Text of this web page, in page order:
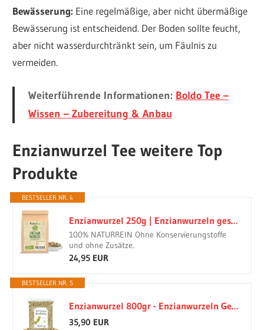
Bewässerung: Eine regelmäßige, aber nicht übermäßige
Bewässerung ist entscheidend. Der Boden sollte feucht,
aber nicht wasserdurchtränkt sein, um Fäulnis zu
vermeiden.
Weiterführende Informationen: Boldo Tee –
Wissen – Zubereitung & Anbau
Enzianwurzel Tee weitere Top
Produkte
BESTSELLER NR. 4
Enzianwurzel 250g | Enzianwurzeln geschnitten | Enzian 100% naturrein | ohne Zusätze und Konservierungsstoffe | Gelber Enzian | ideal für Kräutertee | vom Achterhof
100% NATURREIN Ohne Konservierungstoffe
und ohne Zusätze.
24,95 EUR
BESTSELLER NR. 5
Enzianwurzel 800gr - Enzianwurzeln Geschnitten - Enzianwurzeltee - Enzian - Enzianwurzel Lose (800 gr)
35,90 EUR